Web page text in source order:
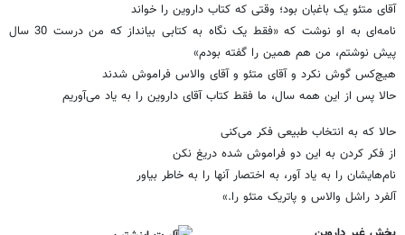
آقای متئو یک باغبان بود؛ وقتی که کتاب داروین را خواند
نامه‌ای به او نوشت که «فقط یک نگاه به کتابی بیانداز که من درست 30 سال
پیش نوشتم، من هم همین را گفته بودم»
هیچ‌کس گوش نکرد و آقای متئو و آقای والاس فراموش شدند
حالا پس از این همه سال، ما فقط کتاب آقای داروین را به یاد می‌آوریم
حالا که به انتخاب طبیعی فکر می‌کنی
از فکر کردن به این دو فراموش شده دریغ نکن
نام‌هایشان را به یاد آور، به اختصار آنها را به خاطر بیاور
آلفرد راشل والاس و پاتریک متئو را.»